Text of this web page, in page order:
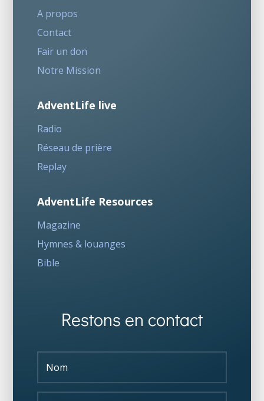
A propos
Contact
Fair un don
Notre Mission
AdventLife live
Radio
Réseau de prière
Replay
AdventLife Resources
Magazine
Hymnes & louanges
Bible
Restons en contact